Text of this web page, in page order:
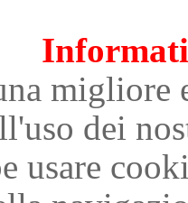
migliore
dei
usare